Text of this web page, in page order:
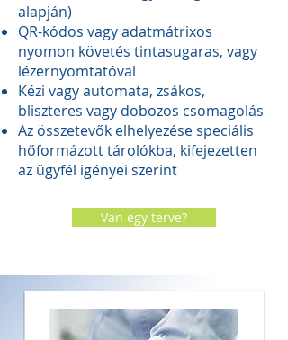
alapján)
QR-kódos vagy adatmátrixos
nyomon követés tintasugaras, vagy
lézernyomtatóval
Kézi vagy automata, zsákos,
bliszteres vagy dobozos csomagolás
Az összetevők elhelyezése speciális
hőformázott tárolókba, kifejezetten
az ügyfél igényei szerint
Van egy terve?